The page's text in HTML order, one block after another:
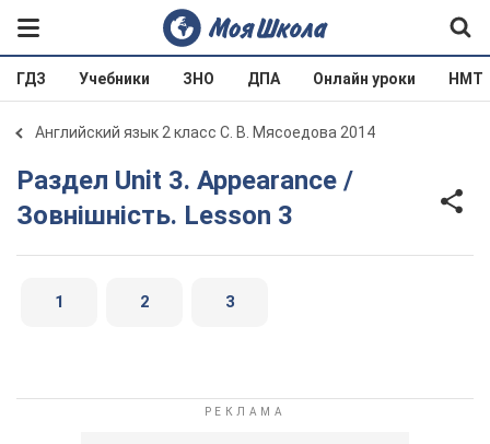
ГДЗ Учебники ЗНО ДПА Онлайн уроки НМТ
Английский язык 2 класс С. В. Мясоедова 2014
Раздел Unit 3. Appearance /
Зовнішність. Lesson 3
1 2 3